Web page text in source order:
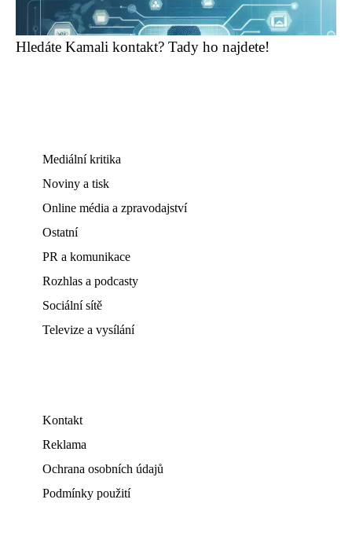
Hledáte Kamali kontakt? Tady ho najdete!
Mediální kritika
Noviny a tisk
Online média a zpravodajství
Ostatní
PR a komunikace
Rozhlas a podcasty
Sociální sítě
Televize a vysílání
Kontakt
Reklama
Ochrana osobních údajů
Podmínky použití